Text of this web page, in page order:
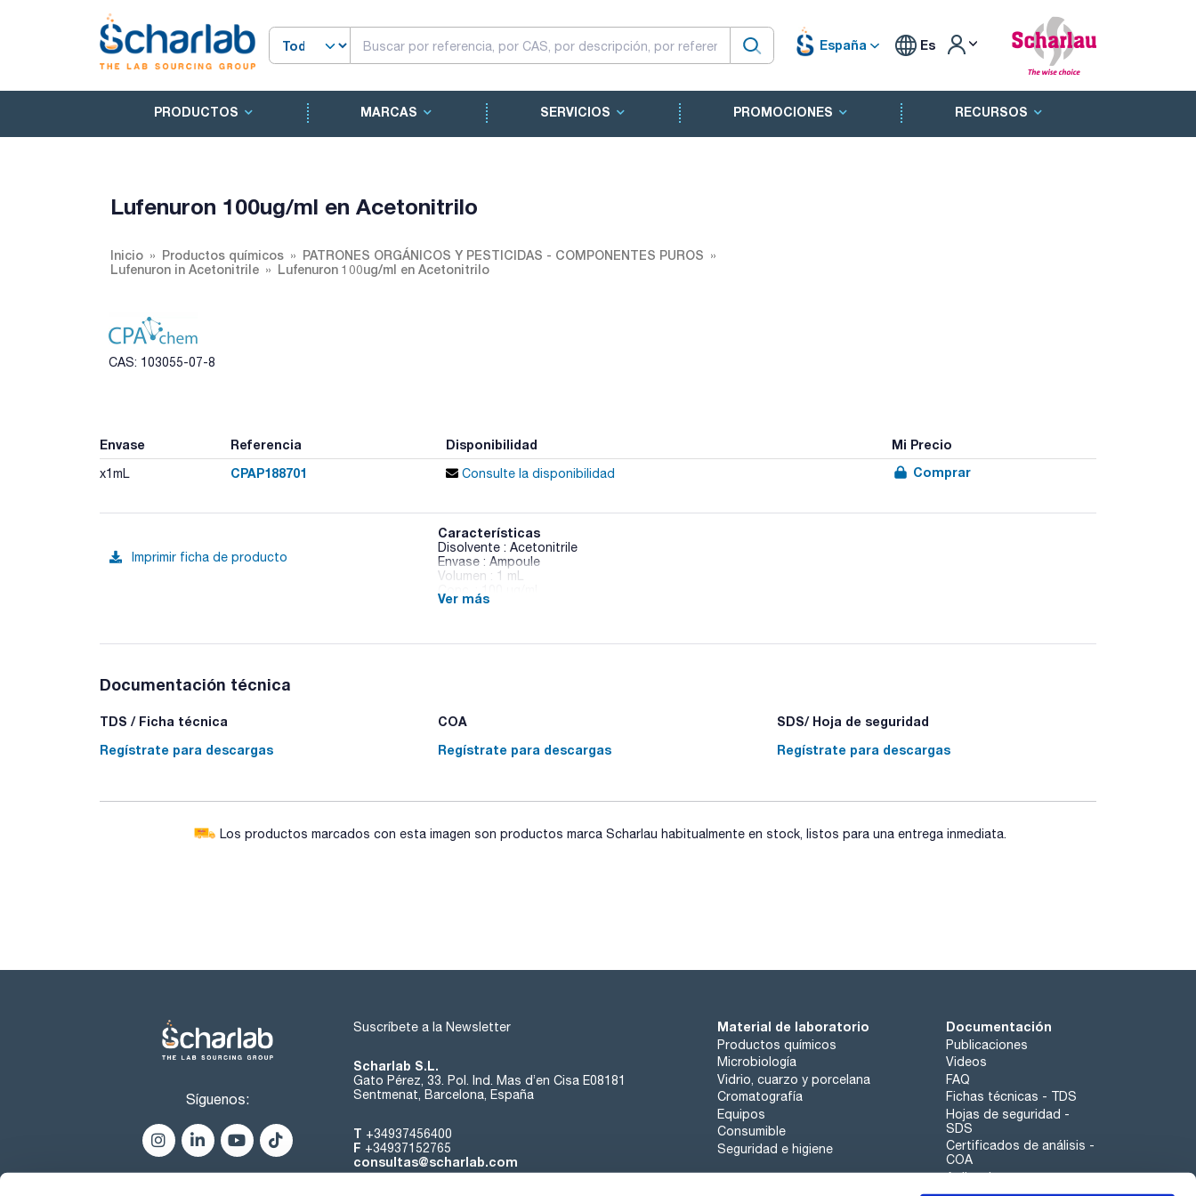
España Es
PRODUCTOS MARCAS SERVICIOS PROMOCIONES RECURSOS
Lufenuron 100ug/ml en Acetonitrilo
Inicio Productos químicos
PATRONES ORGÁNICOS Y PESTICIDAS - COMPONENTES PUROS
Lufenuron in Acetonitrile
Lufenuron 100ug/ml en Acetonitrilo
CAS: 103055-07-8
Envase Referencia Disponibilidad Mi Precio
x1mL CPAP188701 Consulte la disponibilidad Comprar
Imprimir ficha de producto
Características
Disolvente : Acetonitrile
Envase : Ampoule
Volumen : 1 mL
CAS : [103055-07-8]
Ver más
Documentación técnica
TDS / Ficha técnica
Regístrate para descargas
COA
Regístrate para descargas
SDS/ Hoja de seguridad
Regístrate para descargas
Los productos marcados con esta imagen son productos marca Scharlau habitualmente en stock, listos para una entrega inmediata.
Síguenos:
Suscríbete a la Newsletter
Scharlab S.L.
Gato Pérez, 33. Pol. Ind. Mas d’en Cisa E08181
Sentmenat, Barcelona, España
T +34937456400
F +34937152765
consultas@scharlab.com
Material de laboratorio
Productos químicos
Microbiología
Vidrio, cuarzo y porcelana
Cromatografía
Equipos
Consumible
Seguridad e higiene
Documentación
Publicaciones
Videos
FAQ
Fichas técnicas - TDS
Hojas de seguridad -
SDS
Certificados de análisis -
COA
Aplicaciones